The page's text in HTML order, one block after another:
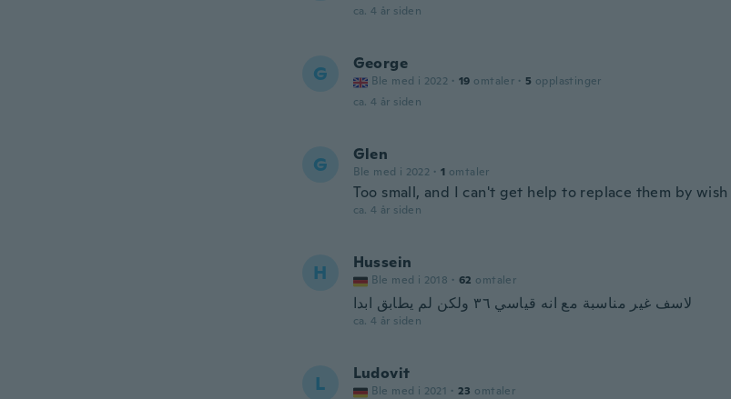
ca. 4 år siden
G George
Ble med i 2022 · 19 omtaler · 5 opplastinger
ca. 4 år siden
G Glen
Ble med i 2022 · 1 omtaler
Too small, and I can't get help to replace them by wish
ca. 4 år siden
H Hussein
Ble med i 2018 · 62 omtaler
لاسف غير مناسبة مع انه قياسي ٣٦ ولكن لم يطابق ابدا
ca. 4 år siden
L Ludovit
Ble med i 2021 · 23 omtaler